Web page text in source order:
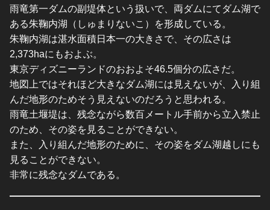
雨竜第一ダムの副堤体という扱いで、両ダムにてダム湖で
ある朱鞠内湖（しゅまりないこ）を形成している。
朱鞠内湖は湛水面積日本一の大きさで、その広さは
2,373haにもおよぶ。
東京ディズニーランドのおおよそ46.5個分の広さだ。
地図上ではそれほど大きなダム湖には見えないが、入り組
んだ地形のためそう見えないのだろうと思われる。
雨竜土堰堤は、残念ながら数百メートル手前から立入禁止
のため、その姿を見ることができない。
また、入り組んだ地形のために、その姿をダム湖越しにも
見ることができない。
非常に残念なダムである。